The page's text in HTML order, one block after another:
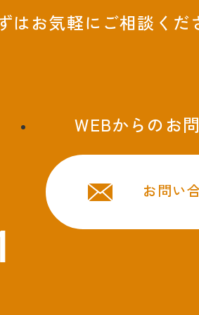
お気軽にご相談くだ
WEBからのお
お問い